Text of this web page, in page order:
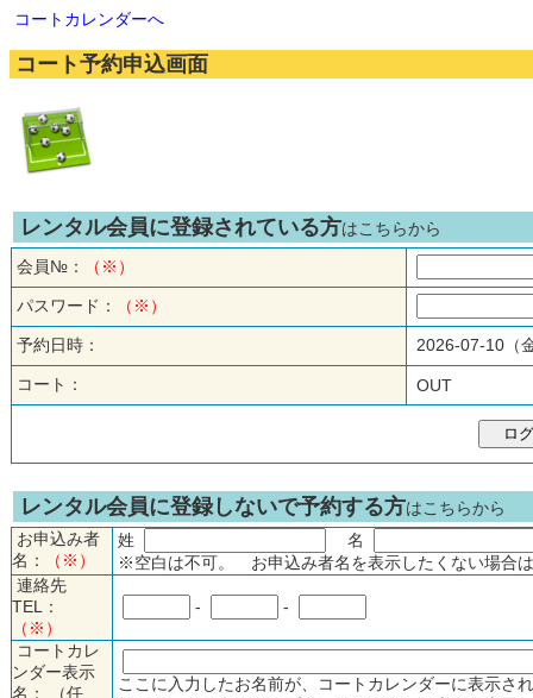
コートカレンダーへ
コート予約申込画面
レンタル会員に登録されている方はこちらから
会員№：
（※）
パスワード： （※）
予約日時： 2026-07-10
コート： OUT
レンタル会員に登録しないで予約する方はこちらから
お申込み者
名：
（※）
姓
名
※空白は不可。 お申込み者名を表示したくない場合
連絡先
TEL：
（※）
- -
コートカレ
ンダー表示
名： （任
ここに入力したお名前が、コートカレンダーに表示